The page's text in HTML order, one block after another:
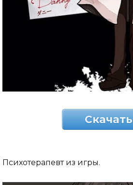
Скачать
Психотерапевт из игры.